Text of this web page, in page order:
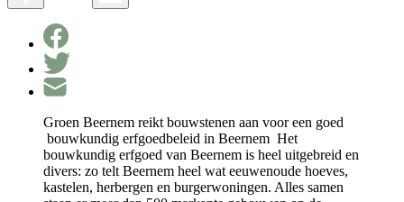
Groen Beernem reikt bouwstenen aan voor een goed
bouwkundig erfgoedbeleid in Beernem Het
bouwkundig erfgoed van Beernem is heel uitgebreid en
divers: zo telt Beernem heel wat eeuwenoude hoeves,
kastelen, herbergen en burgerwoningen. Alles samen